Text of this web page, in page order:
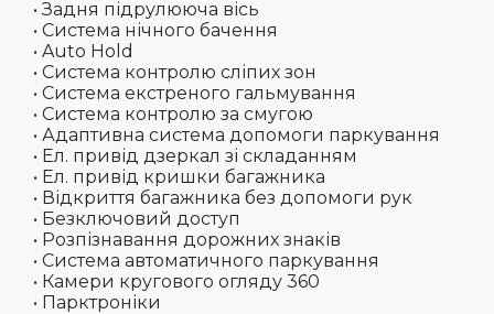
• Задня підрулююча вісь
• Система нічного бачення
• Auto Hold
• Система контролю сліпих зон
• Система екстреного гальмування
• Система контролю за смугою
• Адаптивна система допомоги паркування
• Ел. привід дзеркал зі складанням
• Ел. привід кришки багажника
• Відкриття багажника без допомоги рук
• Безключовий доступ
• Розпізнавання дорожних знаків
• Система автоматичного паркування
• Камери кругового огляду 360
• Парктроніки